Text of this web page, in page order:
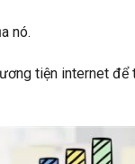
nó.
tiện internet để